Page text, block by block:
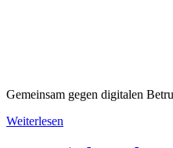
Gemeinsam gegen digitalen
Weiterlesen